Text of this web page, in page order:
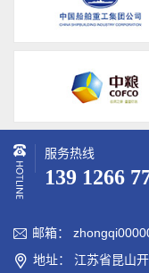
服务热线
139 1266
 邮箱：
 地址： 江苏省昆山